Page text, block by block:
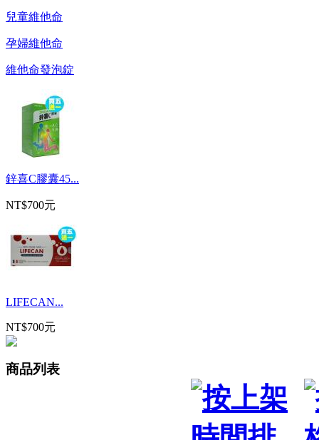
兒童維他命
孕婦維他命
維他命發泡錠
鋅喜C膠囊45...
NT$700元
LIFECAN...
NT$700元
商品列表